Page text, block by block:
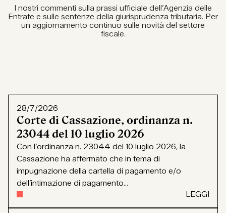
I nostri commenti sulla prassi ufficiale dell’Agenzia delle
Entrate e sulle sentenze della giurisprudenza tributaria. Per
un aggiornamento continuo sulle novità del settore
fiscale.
28/7/2026
Corte di Cassazione, ordinanza n.
23044 del 10 luglio 2026
Con l’ordinanza n. 23044 del 10 luglio 2026, la
Cassazione ha affermato che in tema di
impugnazione della cartella di pagamento e/o
dell’intimazione di pagamento...
LEGGI